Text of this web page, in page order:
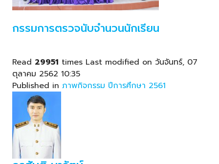
กรรมการตรวจนับจำนวนนักเรียน
Read 29951 times Last modified on วันจันทร์, 07
ตุลาคม 2562 10:35
Published in ภาพกิจกรรม ปีการศึกษา 2561